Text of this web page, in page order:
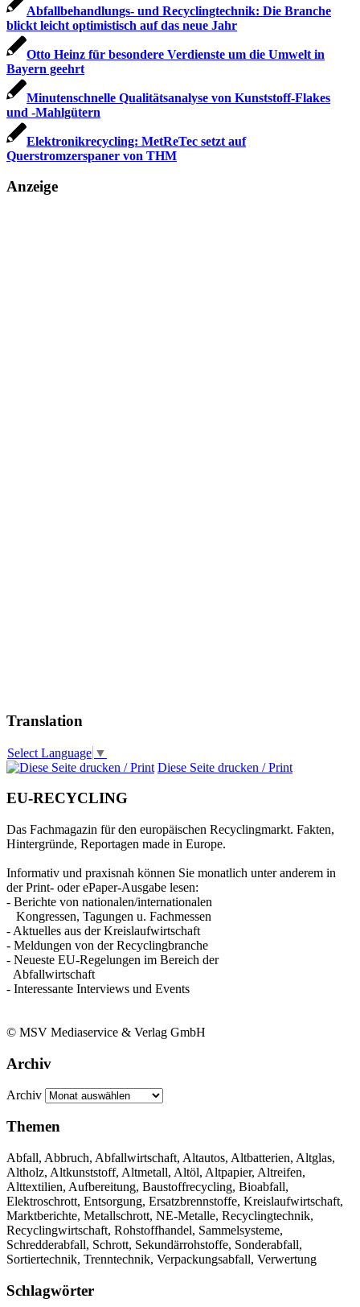
Abfallbehandlungs- und Recyclingtechnik: Die Branche
blickt leicht optimistisch auf das neue Jahr
Otto Heinz für besondere Verdienste um die Umwelt in
Bayern geehrt
Minutenschnelle Qualitätsanalyse von Kunststoff-Flakes
und -Mahlgütern
Elektronikrecycling: MetReTec setzt auf
Querstromzerspaner von THM
Anzeige
Translation
Select Language ▼
Diese Seite drucken / Print
EU-RECYCLING
Das Fachmagazin für den europäischen Recyclingmarkt. Fakten,
Hintergründe, Reportagen made in Europe.
Informativ und praxisnah können Sie monatlich unter anderem in
der Print- oder ePaper-Ausgabe lesen:
- Berichte von nationalen/internationalen
Kongressen, Tagungen u. Fachmessen
- Aktuelles aus der Kreislaufwirtschaft
- Meldungen von der Recyclingbranche
- Neueste EU-Regelungen im Bereich der
Abfallwirtschaft
- Interessante Interviews und Events
© MSV Mediaservice & Verlag GmbH
Archiv
Archiv
Themen
Abfall, Abbruch, Abfallwirtschaft, Altautos, Altbatterien, Altglas,
Altholz, Altkunststoff, Altmetall, Altöl, Altpapier, Altreifen,
Alttextilien, Aufbereitung, Baustoffrecycling, Bioabfall,
Elektroschrott, Entsorgung, Ersatzbrennstoffe, Kreislaufwirtschaft,
Marktberichte, Metallschrott, NE-Metalle, Recyclingtechnik,
Recyclingwirtschaft, Rohstoffhandel, Sammelsysteme,
Schredderabfall, Schrott, Sekundärrohstoffe, Sonderabfall,
Sortiertechnik, Trenntechnik, Verpackungsabfall, Verwertung
Schlagwörter